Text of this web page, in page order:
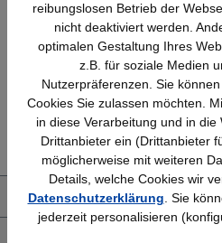
Schnelle Lieferung
Bundesweit
Erfahrung
Bewährt seit 1958
Über uns
reibungslosen Betrieb der
nicht deaktiviert werden.
optimalen Gestaltung Ihres
z.B. für soziale Medien
Nutzerpräferenzen. Sie
Cookies Sie zulassen möchten.
in diese Verarbeitung und in
Drittanbieter ein (Drittanbieter
möglicherweise mit weiteren
Details, welche Cookies wir
Datenschutzerklärung . Sie
jederzeit personalisieren